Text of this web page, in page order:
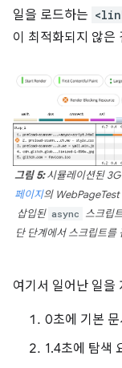
일을 로드하는
이 최적화되지 않은
그림 5:시뮬레이션된
페이지의 WebPageTest
삽입된 async 스크립
단 단계에서 스크립트를
여기서 일어난 일을
0초에 기본
1.4초에 탐색